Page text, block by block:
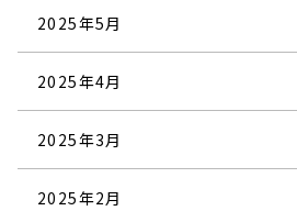
2025年5月
2025年4月
2025年3月
2025年2月